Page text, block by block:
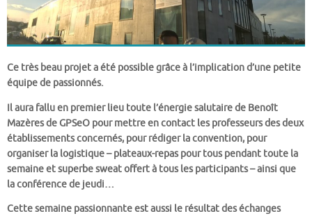
Ce très beau projet a été possible grâce à l’implication d’une petite
équipe de passionnés.
Il aura fallu en premier lieu toute l’énergie salutaire de Benoît
Mazères de GPSeO pour mettre en contact les professeurs des deux
établissements concernés, pour rédiger la convention, pour
organiser la logistique – plateaux-repas pour tous pendant toute la
semaine et superbe sweat offert à tous les participants – ainsi que
la conférence de jeudi…
Cette semaine passionnante est aussi le résultat des échanges